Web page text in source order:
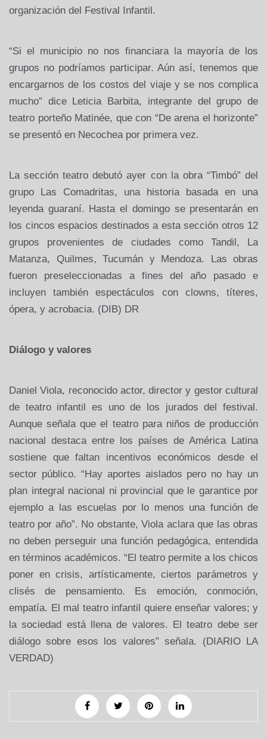
organización del Festival Infantil.
“Si el municipio no nos financiara la mayoría de los
grupos no podríamos participar. Aún así, tenemos que
encargarnos de los costos del viaje y se nos complica
mucho” dice Leticia Barbita, integrante del grupo de
teatro porteño Matinée, que con “De arena el horizonte”
se presentó en Necochea por primera vez.
La sección teatro debutó ayer con la obra “Timbó” del
grupo Las Comadritas, una historia basada en una
leyenda guaraní. Hasta el domingo se presentarán en
los cincos espacios destinados a esta sección otros 12
grupos provenientes de ciudades como Tandil, La
Matanza, Quilmes, Tucumán y Mendoza. Las obras
fueron preseleccionadas a fines del año pasado e
incluyen también espectáculos con clowns, títeres,
ópera, y acrobacia. (DIB) DR
Diálogo y valores
Daniel Viola, reconocido actor, director y gestor cultural
de teatro infantil es uno de los jurados del festival.
Aunque señala que el teatro para niños de producción
nacional destaca entre los países de América Latina
sostiene que faltan incentivos económicos desde el
sector público. “Hay aportes aislados pero no hay un
plan integral nacional ni provincial que le garantice por
ejemplo a las escuelas por lo menos una función de
teatro por año”. No obstante, Viola aclara que las obras
no deben perseguir una función pedagógica, entendida
en términos académicos. “El teatro permite a los chicos
poner en crisis, artísticamente, ciertos parámetros y
clisés de pensamiento. Es emoción, conmoción,
empatía. El mal teatro infantil quiere enseñar valores; y
la sociedad está llena de valores. El teatro debe ser
diálogo sobre esos los valores” señala. (DIARIO LA
VERDAD)